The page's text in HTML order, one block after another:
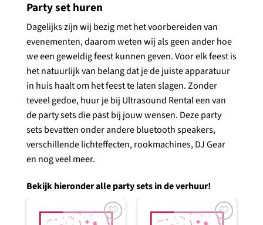
Party set huren
Dagelijks zijn wij bezig met het voorbereiden van
evenementen, daarom weten wij als geen ander hoe
we een geweldig feest kunnen geven. Voor elk feest is
het natuurlijk van belang dat je de juiste apparatuur
in huis haalt om het feest te laten slagen. Zonder
teveel gedoe, huur je bij Ultrasound Rental een van
de party sets die past bij jouw wensen. Deze party
sets bevatten onder andere bluetooth speakers,
verschillende lichteffecten, rookmachines, DJ Gear
en nog veel meer.
Bekijk hieronder alle party sets in de verhuur!